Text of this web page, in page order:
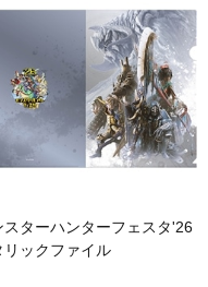
スターハンターフェスタ'26
リックファイル